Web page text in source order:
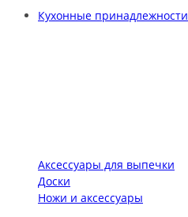
Кухонные принадлежности
Аксессуары для выпечки
Доски
Ножи и аксессуары